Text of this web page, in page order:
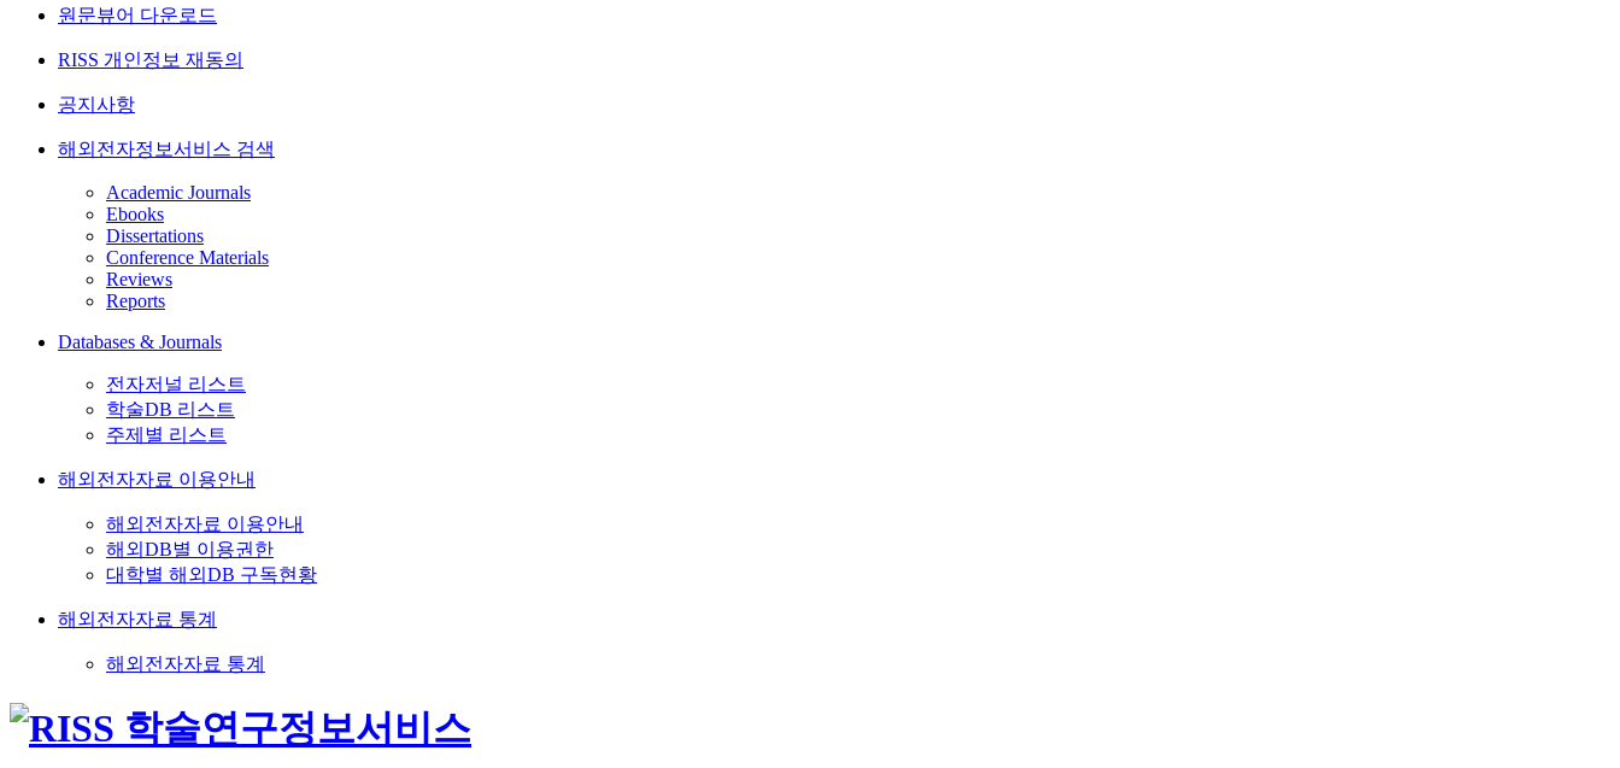
원문뷰어 다운로드
RISS 개인정보 재동의
공지사항
해외전자정보서비스 검색
Academic Journals
Ebooks
Dissertations
Conference Materials
Reviews
Reports
Databases & Journals
전자저널 리스트
학술DB 리스트
주제별 리스트
해외전자자료 이용안내
해외전자자료 이용안내
해외DB별 이용권한
대학별 해외DB 구독현황
해외전자자료 통계
해외전자자료 통계